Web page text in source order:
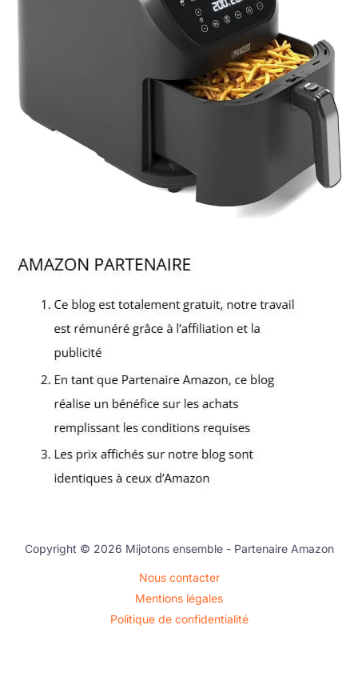
Copyright © 2026 Mijotons ensemble - Partenaire Amazon
Nous contacter
Mentions légales
Politique de confidentialité